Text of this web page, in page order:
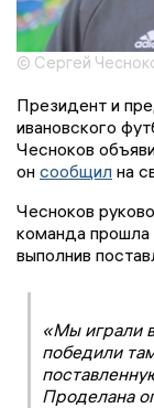
© Сергей
Президент и
ивановского
Чесноков
он сообщил на
Чесноков
команда
выполнив
«Мы играли
победили
Проделана